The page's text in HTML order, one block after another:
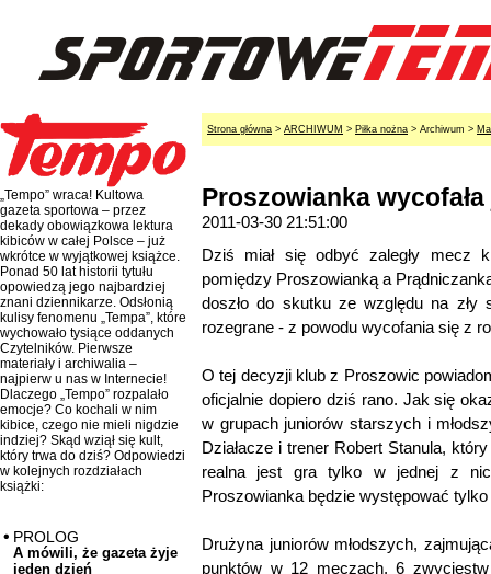
„Tempo” wraca! Kultowa
gazeta sportowa – przez
dekady obowiązkowa lektura
kibiców w całej Polsce – już
wkrótce w wyjątkowej książce.
Ponad 50 lat historii tytułu
opowiedzą jego najbardziej
znani dziennikarze. Odsłonią
kulisy fenomenu „Tempa”, które
wychowało tysiące oddanych
Czytelników. Pierwsze
materiały i archiwalia –
najpierw u nas w Internecie!
Dlaczego „Tempo” rozpalało
emocje? Co kochali w nim
kibice, czego nie mieli nigdzie
indziej? Skąd wziął się kult,
który trwa do dziś? Odpowiedzi
w kolejnych rozdziałach
książki:
PROLOG
A mówili, że gazeta żyje
jeden dzień
Strona główna > ARCHIWUM > Piłka nożna > Archiwum >
Proszowianka
2011-03-30 21:51:00
Dziś miał się odbyć zaległy mecz
pomiędzy Proszowianką a
doszło do skutku ze względu na zły
rozegrane - z powodu wycofania się z
O tej decyzji klub z Proszowic
oficjalnie dopiero dziś rano. Jak się
w grupach juniorów starszych i
Działacze i trener Robert Stanula,
realna jest gra tylko w jednej z
Proszowianka będzie występować
Drużyna juniorów młodszych,
punktów w 12 meczach, 6